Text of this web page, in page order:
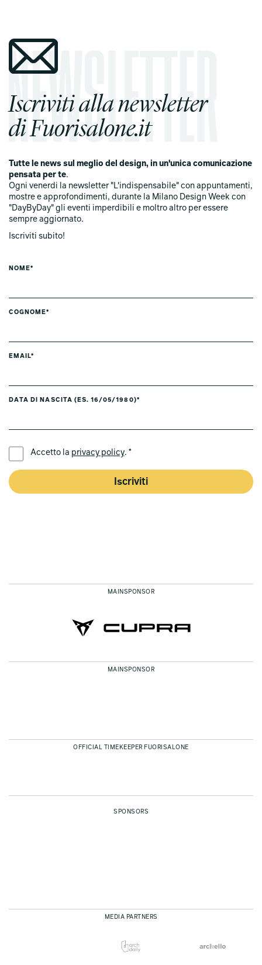
Iscriviti alla newsletter
di Fuorisalone.it
Tutte le news sul meglio del design, in un'unica comunicazione
pensata per te.
Ogni venerdi la newsletter "L'indispensabile" con appuntamenti,
mostre e approfondimenti, durante la Milano Design Week con
"DayByDay" gli eventi imperdibili e moltro altro per essere
sempre aggiornato.
Iscriviti subito!
NOME*
COGNOME*
EMAIL*
DATA DI NASCITA (ES. 16/05/1980)*
Accetto la privacy policy. *
Iscriviti
MAINSPONSOR
MAINSPONSOR
OFFICIAL TIMEKEEPER FUORISALONE
SPONSORS
MEDIA PARTNERS